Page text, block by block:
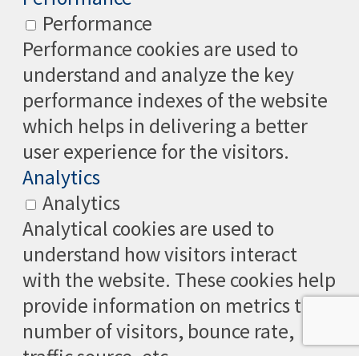
Performance
Performance cookies are used to
understand and analyze the key
performance indexes of the website
which helps in delivering a better
user experience for the visitors.
Analytics
Analytics
Analytical cookies are used to
understand how visitors interact
with the website. These cookies help
provide information on metrics the
number of visitors, bounce rate,